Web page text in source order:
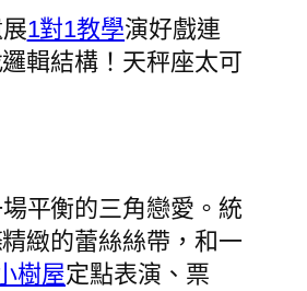
1對1教學演好戲連
輯結構！天秤座太可
平衡的三角戀愛。統
精緻的蕾絲絲帶，和一
樹屋定點表演、票